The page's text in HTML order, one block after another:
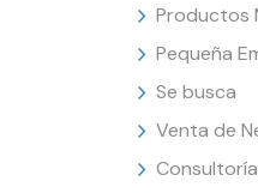
Productos
Pequeña
Se busca
Venta de